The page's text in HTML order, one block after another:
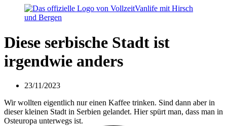
Diese serbische Stadt ist
irgendwie anders
23/11/2023
Wir wollten eigentlich nur einen Kaffee trinken. Sind dann aber in
dieser kleinen Stadt in Serbien gelandet. Hier spürt man, dass man in
Osteuropa unterwegs ist.